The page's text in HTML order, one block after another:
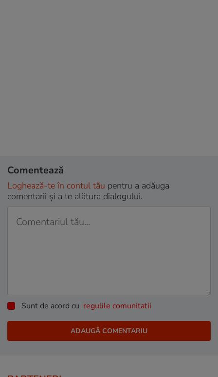
Comentează
Loghează-te în contul tău pentru a adăuga
comentarii și a te alătura dialogului.
Sunt de acord cu regulile comunitatii